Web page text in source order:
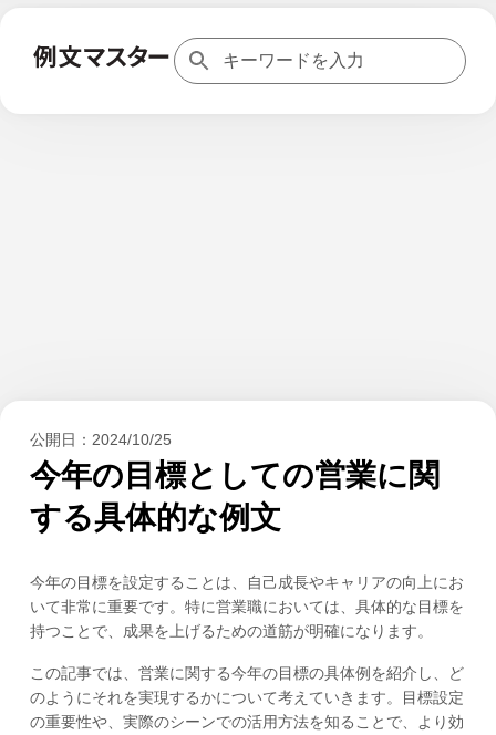
公開日： 2024/10/25
今年の目標としての営業に関
する具体的な例文
今年の目標を設定することは、自己成長やキャリアの向上にお
いて非常に重要です。特に営業職においては、具体的な目標を
持つことで、成果を上げるための道筋が明確になります。
この記事では、営業に関する今年の目標の具体例を紹介し、ど
のようにそれを実現するかについて考えていきます。目標設定
の重要性や、実際のシーンでの活用方法を知ることで、より効